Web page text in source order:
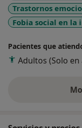
Información del
- Valoración de la
- Relación
Trastornos
Fobia social en la
Pacientes que
Adultos (Solo